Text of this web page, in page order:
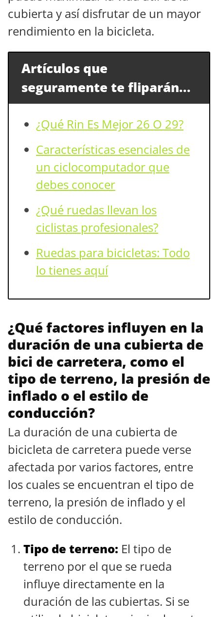
cubierta y así disfrutar de un mayor
rendimiento en la bicicleta.
Artículos que
seguramente te fliparán...
¿Qué Rin Es Mejor 26 O 29?
Características esenciales de
un ciclocomputador que
debes conocer
¿Qué ruedas llevan los
ciclistas profesionales?
Ruedas para bicicletas: Todo
lo tienes aquí
¿Qué factores influyen en la
duración de una cubierta de
bici de carretera, como el
tipo de terreno, la presión de
inflado o el estilo de
conducción?
La duración de una cubierta de
bicicleta de carretera puede verse
afectada por varios factores, entre
los cuales se encuentran el tipo de
terreno, la presión de inflado y el
estilo de conducción.
Tipo de terreno: El tipo de
terreno por el que se rueda
influye directamente en la
duración de las cubiertas. Si se